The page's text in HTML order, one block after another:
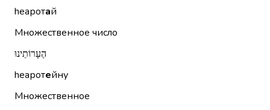
hеаротай
Множественное число
הֶעָרוֹתֵינוּ
hеаротейну
Множественное